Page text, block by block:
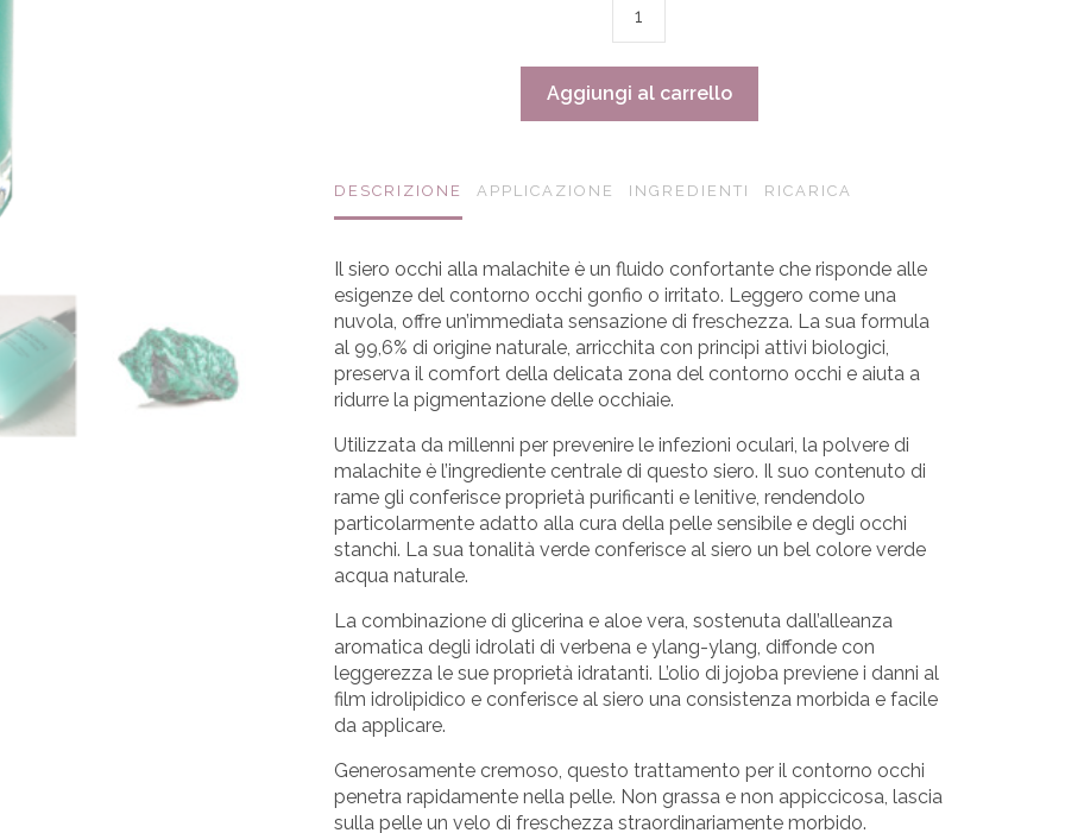
quantità
Aggiungi al carrello
DESCRIZIONE APPLICAZIONE INGREDIENTI RICARICA
Il siero occhi alla malachite è un fluido confortante che risponde alle
esigenze del contorno occhi gonfio o irritato. Leggero come una
nuvola, offre un’immediata sensazione di freschezza. La sua formula
al 99,6% di origine naturale, arricchita con principi attivi biologici,
preserva il comfort della delicata zona del contorno occhi e aiuta a
ridurre la pigmentazione delle occhiaie.
Utilizzata da millenni per prevenire le infezioni oculari, la polvere di
malachite è l’ingrediente centrale di questo siero. Il suo contenuto di
rame gli conferisce proprietà purificanti e lenitive, rendendolo
particolarmente adatto alla cura della pelle sensibile e degli occhi
stanchi. La sua tonalità verde conferisce al siero un bel colore verde
acqua naturale.
La combinazione di glicerina e aloe vera, sostenuta dall’alleanza
aromatica degli idrolati di verbena e ylang-ylang, diffonde con
leggerezza le sue proprietà idratanti. L’olio di jojoba previene i danni al
film idrolipidico e conferisce al siero una consistenza morbida e facile
da applicare.
Generosamente cremoso, questo trattamento per il contorno occhi
penetra rapidamente nella pelle. Non grassa e non appiccicosa, lascia
sulla pelle un velo di freschezza straordinariamente morbido.